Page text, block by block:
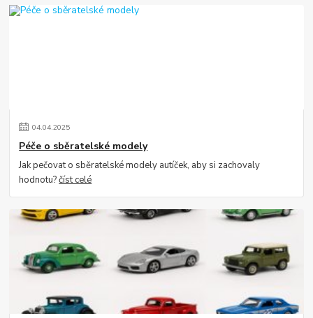
04.04.2025
Péče o sběratelské modely
Jak pečovat o sběratelské modely autíček, aby si zachovaly
hodnotu?číst celé